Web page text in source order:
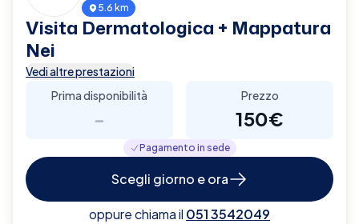
5.6 km
Visita Dermatologica + Mappatura
Nei
Vedi altre prestazioni
Prima disponibilità
-
Prezzo
150€
Pagamento in sede
Scegli giorno e ora
oppure chiama il 051 3542049